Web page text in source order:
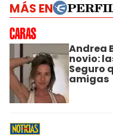
MÁS EN
Andrea
novio:
Seguro
amigas